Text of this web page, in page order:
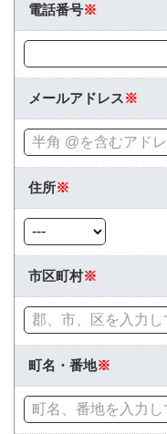
電話番号※
メールアドレス※
住所※
市区町村※
町名・番地※